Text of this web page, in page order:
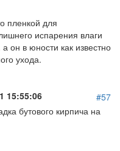
пленкой для
испарения влаги
он в юности как известно
ухода.
15:55:06
#57
бутового кирпича на